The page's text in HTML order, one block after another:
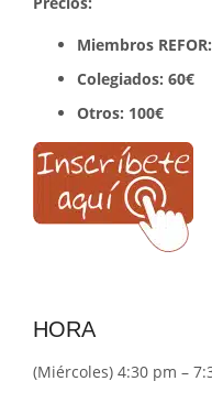
Miembros REFOR:
Colegiados: 60€
Otros: 100€
HORA
(Miércoles) 4:30 pm –